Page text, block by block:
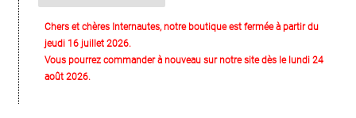
Chers et chères Internautes, notre boutique est fermée à partir du
jeudi 16 juillet 2026.
Vous pourrez commander à nouveau sur notre site dès le lundi 24
août 2026.